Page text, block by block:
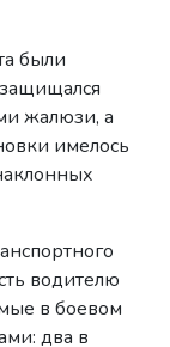
были
жалюзи, а
имелось
водителю
в боевом
два в